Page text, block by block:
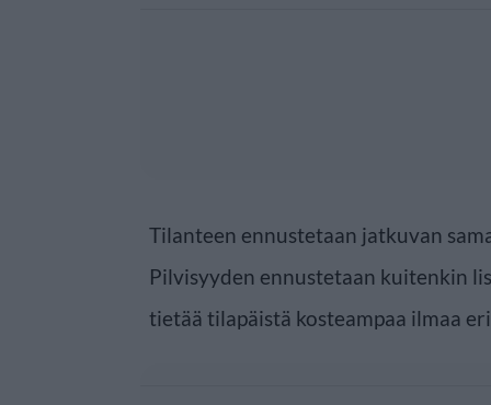
Tilanteen ennustetaan jatkuvan
Pilvisyyden ennustetaan kuitenkin
tietää tilapäistä kosteampaa ilmaa